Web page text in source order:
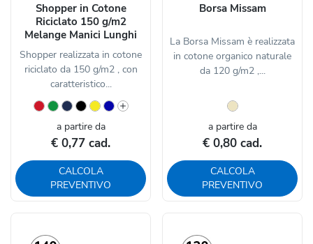
Shopper in Cotone
Riciclato 150 g/m2
Melange Manici Lunghi
Shopper realizzata in cotone
riciclato da 150 g/m2 , con
caratteristico...
a partire da
€ 0,77 cad.
CALCOLA
PREVENTIVO
Borsa Missam
La Borsa Missam è realizzata
in cotone organico naturale
da 120 g/m2 ,...
a partire da
€ 0,80 cad.
CALCOLA
PREVENTIVO